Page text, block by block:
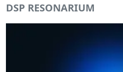
DSP RESONARIUM